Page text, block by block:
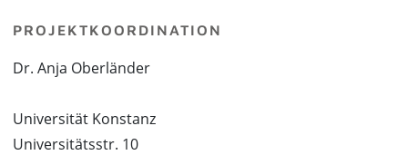
PROJEKTKOORDINATION
Dr. Anja Oberländer
Universität Konstanz
Universitätsstr. 10